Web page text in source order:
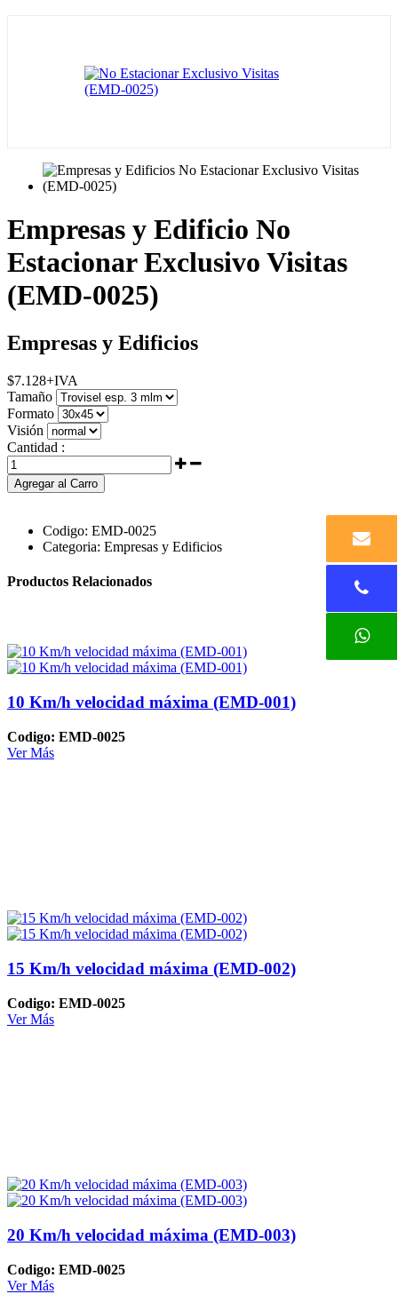
Empresas y Edificio No
Estacionar Exclusivo Visitas
(EMD-0025)
Empresas y Edificios
$7.128+IVA
Tamaño
Formato
Visión
Cantidad :
Agregar al Carro
Codigo: EMD-0025
Categoria: Empresas y Edificios
Productos Relacionados
10 Km/h velocidad máxima (EMD-001)
Codigo: EMD-0025
Ver Más
15 Km/h velocidad máxima (EMD-002)
Codigo: EMD-0025
Ver Más
20 Km/h velocidad máxima (EMD-003)
Codigo: EMD-0025
Ver Más